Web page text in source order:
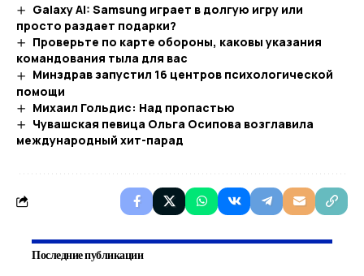
Galaxy AI: Samsung играет в долгую игру или
просто раздает подарки?
Проверьте по карте обороны, каковы указания
командования тыла для вас
Минздрав запустил 16 центров психологической
помощи
Михаил Гольдис: Над пропастью
Чувашская певица Ольга Осипова возглавила
международный хит-парад
Последние публикации